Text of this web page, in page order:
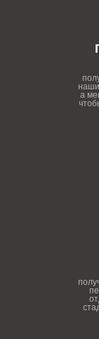
наши
а